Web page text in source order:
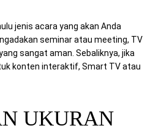
jenis acara yang akan Anda
seminar atau meeting, TV
sangat aman. Sebaliknya, jika
konten interaktif, Smart TV atau
UKURAN